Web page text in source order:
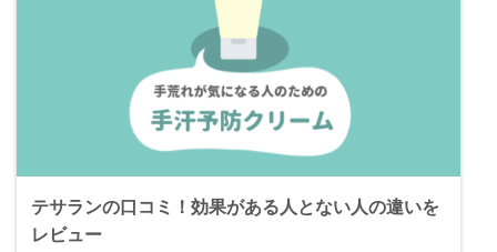
テサランの口コミ！効果がある人とない人の違いを
レビュー